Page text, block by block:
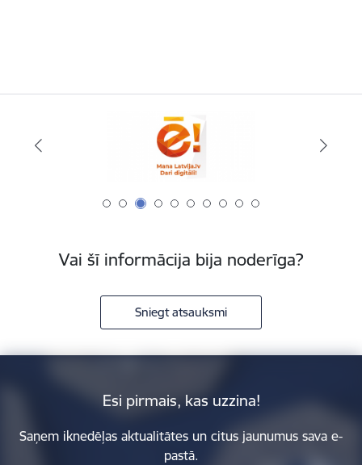
Vai šī informācija bija noderīga?
Sniegt atsauksmi
Esi pirmais, kas uzzina!
Saņem iknedēļas aktualitātes un citus jaunumus sava e-
pastā.